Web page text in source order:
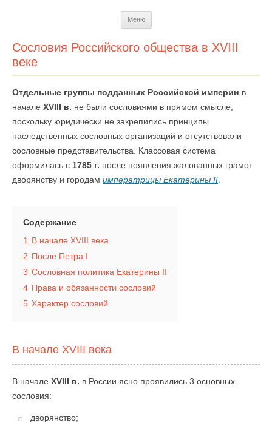
Меню
Сословия Российского общества в XVIII
веке
Отдельные группы подданных Российской империи в
начале XVIII в. не были сословиями в прямом смысле,
поскольку юридически не закрепились принципы
наследственных сословных организаций и отсутствовали
сословные представительства. Классовая система
оформилась с 1785 г. после появления жалованных грамот
дворянству и городам императрицы Екатерины II
Содержание
1
В начале XVIII века
2 После Петра I
3 Сословная политика Екатерины II
4 Права и обязанности сословий
5 Характер сословий
В начале XVIII века
В начале XVIII в. в России ясно проявились 3 основных
сословия:
дворянство;